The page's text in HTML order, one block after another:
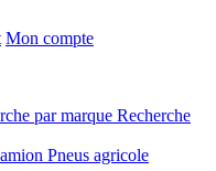
Mon compte
par marque Recherche
Pneus agricole